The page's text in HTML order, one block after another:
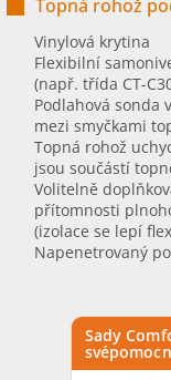
Topná rohož
Vinylová krytina
Flexibilní
(např. třída CT-
Podlahová sonda
mezi smyčkami
Topná rohož
jsou součástí
Volitelně
přítomnosti
(izolace se lepí
Napenetrovaný
Sady